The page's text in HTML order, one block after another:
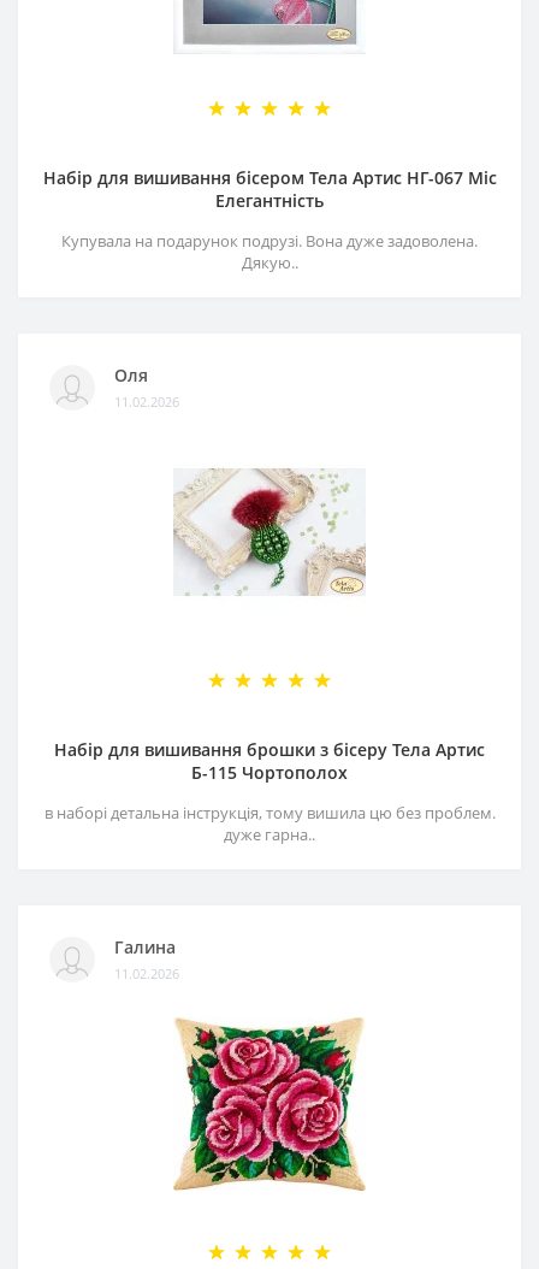
Набір для вишивання бісером Тела Артис НГ-067 Міс
Елегантність
Купувала на подарунок подрузі. Вона дуже задоволена.
Дякую..
Оля
11.02.2026
Набір для вишивання брошки з бісеру Тела Артис
Б-115 Чортополох
в наборі детальна інструкція, тому вишила цю без проблем.
дуже гарна..
Галина
11.02.2026